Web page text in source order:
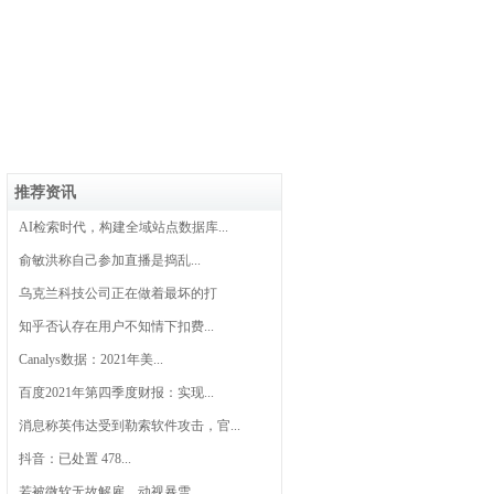
推荐资讯
AI检索时代，构建全域站点数据库...
俞敏洪称自己参加直播是捣乱...
乌克兰科技公司正在做着最坏的打
知乎否认存在用户不知情下扣费...
Canalys数据：2021年美...
百度2021年第四季度财报：实现...
消息称英伟达受到勒索软件攻击，官...
抖音：已处置 478...